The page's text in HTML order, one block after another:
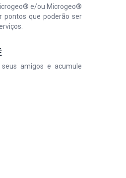
e/ou Microgeo®
pontos que poderão ser
amigos e acumule